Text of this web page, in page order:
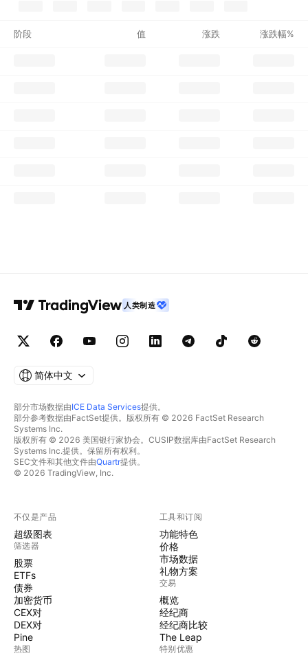
阶段 值 涨跌 涨跌幅%
人类制造
简体中文
部分市场数据由ICE Data Services提供。
部分参考数据由FactSet提供。版权所有 © 2026 FactSet Research
Systems Inc.
版权所有 © 2026 美国银行家协会。CUSIP数据库由FactSet Research
Systems Inc.提供。保留所有权利。
SEC文件和其他文件由Quartr提供。
© 2026 TradingView, Inc.
不仅是产品
超级图表
筛选器
股票
ETFs
债券
加密货币
CEX对
DEX对
Pine
热图
工具和订阅
功能特色
价格
市场数据
礼物方案
交易
概览
经纪商
经纪商比较
The Leap
特别优惠